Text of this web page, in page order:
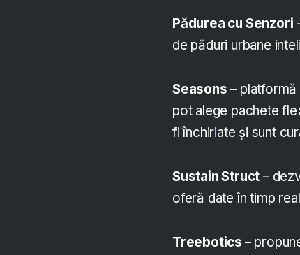
Pădurea cu Senzori
de păduri urbane
Seasons –
pot alege pachete
fi închiriate și sunt
Sustain Struct –
oferă date în timp
Treebotics –